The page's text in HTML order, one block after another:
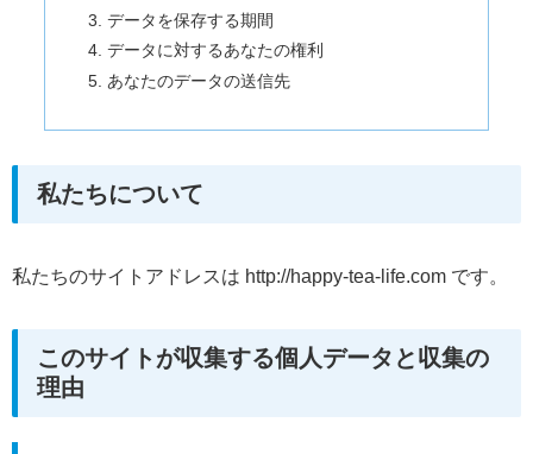
データを保存する期間
データに対するあなたの権利
あなたのデータの送信先
私たちについて
私たちのサイトアドレスは http://happy-tea-life.com です。
このサイトが収集する個人データと収集の
理由